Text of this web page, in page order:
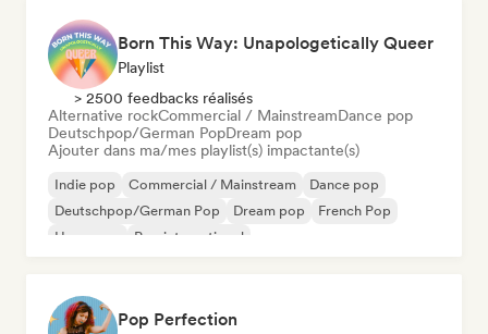
Born This Way: Unapologetically Queer
Playlist
> 2500 feedbacks réalisés
Alternative rockCommercial / MainstreamDance pop
Deutschpop/German PopDream pop
Ajouter dans ma/mes playlist(s) impactante(s)
Indie pop Commercial / Mainstream
Dance pop
Deutschpop/German Pop
Dream pop
French Pop
Hyperpop
Pop international
Pop Perfection